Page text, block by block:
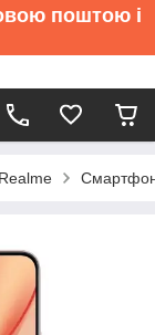
поштою і
Realme